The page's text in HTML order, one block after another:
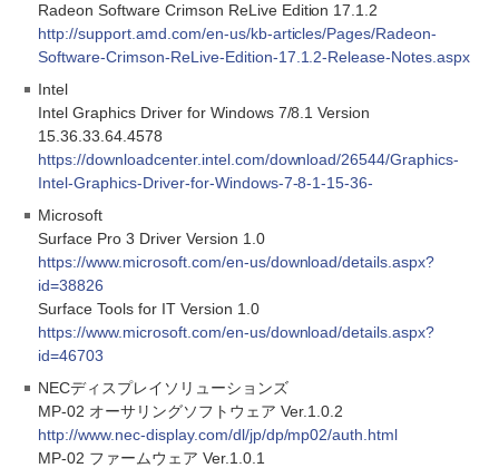
Radeon Software Crimson ReLive Edition 17.1.2
http://support.amd.com/en-us/kb-articles/Pages/Radeon-
Software-Crimson-ReLive-Edition-17.1.2-Release-Notes.aspx
Intel
Intel Graphics Driver for Windows 7/8.1 Version
15.36.33.64.4578
https://downloadcenter.intel.com/download/26544/Graphics-
Intel-Graphics-Driver-for-Windows-7-8-1-15-36-
Microsoft
Surface Pro 3 Driver Version 1.0
https://www.microsoft.com/en-us/download/details.aspx?
id=38826
Surface Tools for IT Version 1.0
https://www.microsoft.com/en-us/download/details.aspx?
id=46703
NECディスプレイソリューションズ
MP-02 オーサリングソフトウェア Ver.1.0.2
http://www.nec-display.com/dl/jp/dp/mp02/auth.html
MP-02 ファームウェア Ver.1.0.1